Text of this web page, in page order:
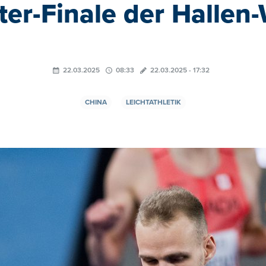
Finale der Hallen-
22.03.2025 08:33 22.03.2025 - 17:32
CHINA LEICHTATHLETIK